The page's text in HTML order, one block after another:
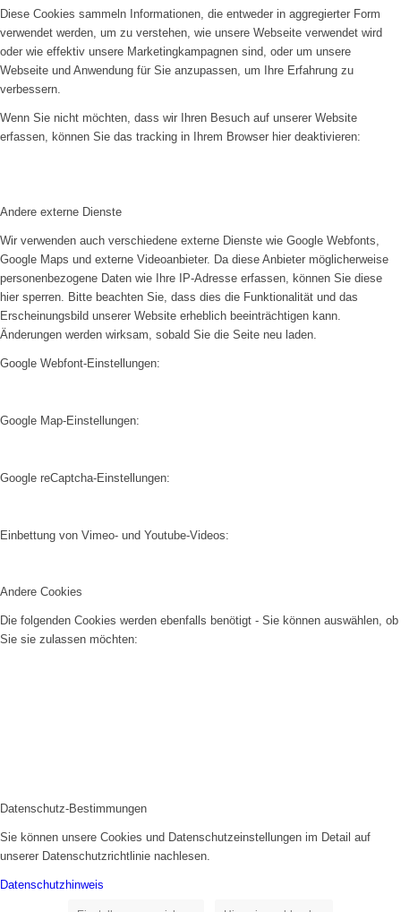
Diese Cookies sammeln Informationen, die entweder in aggregierter Form
verwendet werden, um zu verstehen, wie unsere Webseite verwendet wird
oder wie effektiv unsere Marketingkampagnen sind, oder um unsere
Webseite und Anwendung für Sie anzupassen, um Ihre Erfahrung zu
verbessern.
Wenn Sie nicht möchten, dass wir Ihren Besuch auf unserer Website
erfassen, können Sie das tracking in Ihrem Browser hier deaktivieren:
Andere externe Dienste
Wir verwenden auch verschiedene externe Dienste wie Google Webfonts,
Google Maps und externe Videoanbieter. Da diese Anbieter möglicherweise
personenbezogene Daten wie Ihre IP-Adresse erfassen, können Sie diese
hier sperren. Bitte beachten Sie, dass dies die Funktionalität und das
Erscheinungsbild unserer Website erheblich beeinträchtigen kann.
Änderungen werden wirksam, sobald Sie die Seite neu laden.
Google Webfont-Einstellungen:
Google Map-Einstellungen:
Google reCaptcha-Einstellungen:
Einbettung von Vimeo- und Youtube-Videos:
Andere Cookies
Die folgenden Cookies werden ebenfalls benötigt - Sie können auswählen, ob
Sie sie zulassen möchten:
Datenschutz-Bestimmungen
Sie können unsere Cookies und Datenschutzeinstellungen im Detail auf
unserer Datenschutzrichtlinie nachlesen.
Datenschutzhinweis